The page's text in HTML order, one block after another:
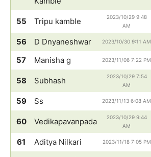
55 Tripu kamble
2023/10/29 9:48
AM
56 D Dnyaneshwar 2023/10/30 9:11 AM
57
Manisha g 2023/11/06 7:22 PM
58 Subhash
2023/10/29 7:54
AM
59 Ss 2023/11/13 6:08 AM
60 Vedikapavanpada
2023/10/29 9:44
AM
61 Aditya Nilkari 2023/11/18 7:05 PM